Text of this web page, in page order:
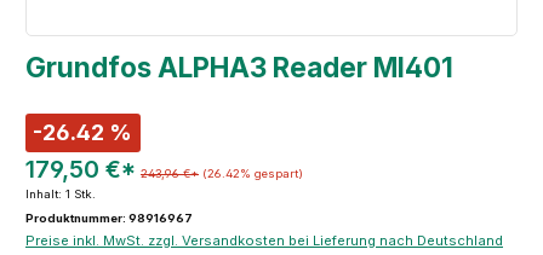
Grundfos ALPHA3 Reader MI401
-26.42 %
179,50 €* 243,96 €* (26.42% gespart)
Inhalt: 1 Stk.
Produktnummer: 98916967
Preise inkl. MwSt. zzgl. Versandkosten bei Lieferung nach Deutschland